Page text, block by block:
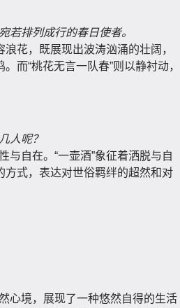
若排列成行的春日使者。
花，既展现出波涛汹涌的壮阔，
而“桃花无言一队春”则以静衬动，
人呢？
自在。“一壶酒”象征着洒脱与自
方式，表达对世俗羁绊的超然和对
心境，展现了一种悠然自得的生活